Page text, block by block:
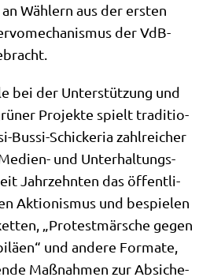
Wäh­lern aus der ersten
der VdB-
bei der Unter­stüt­zung und
Pro­jek­te spielt tra­di­tio­
Bus­si-Schicke­ria zahl­rei­cher
und Unter­hal­tungs­
Jahr­zehn­ten das öffent­li­
Aktio­nis­mus und bespie­len
„Pro­test­mär­sche gegen
und ande­re For­ma­te,
Maß­nah­men zur Absi­che­